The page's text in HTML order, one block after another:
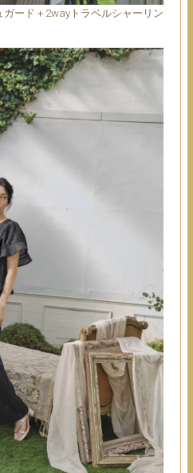
ガード＋2wayトラベルシャーリン